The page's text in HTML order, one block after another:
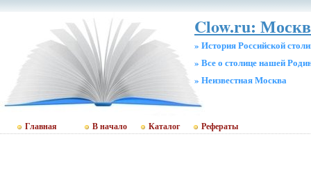
Clow.ru:
» История Российской
» Все о столице нашей
» Неизвестная Москва
Главная В начало Каталог Рефераты